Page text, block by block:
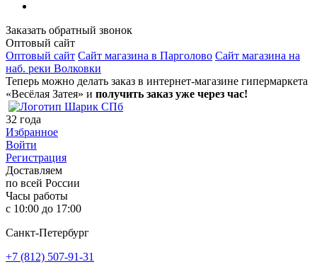
Заказать обратный звонок
Оптовый сайт
Оптовый сайт Сайт магазина в Парголово Сайт магазина на
наб. реки Волковки
Теперь можно делать заказ в интернет-магазине гипермаркета
«Весёлая Затея» и получить заказ уже через час!
32 года
Избранное
Войти
Регистрация
Доставляем
по всей России
Часы работы
с 10:00 до 17:00
Санкт-Петербург
+7 (812) 507-91-31